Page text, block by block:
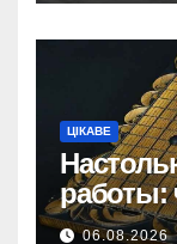
ЦІКАВЕ
работы:
и 06.08.2026